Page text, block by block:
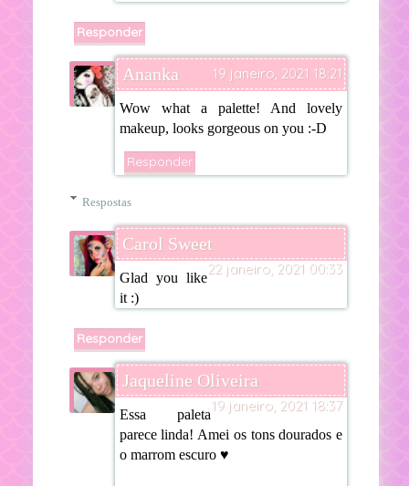
Responder
Ananka 19 janeiro, 2021 18:21
Wow what a palette! And lovely
makeup, looks gorgeous on you :-D
Responder
Respostas
Carol Sweet
22 janeiro, 2021 00:33
Glad you like
it :)
Responder
Jaqueline Oliveira
19 janeiro, 2021 18:37
Essa paleta
parece linda! Amei os tons dourados e
o marrom escuro ♥